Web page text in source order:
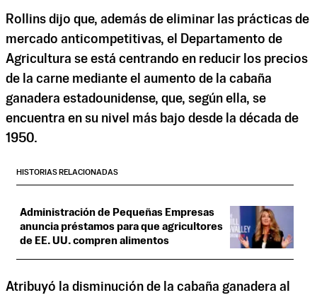
Rollins dijo que, además de eliminar las prácticas de
mercado anticompetitivas, el Departamento de
Agricultura se está centrando en reducir los precios
de la carne mediante el aumento de la cabaña
ganadera estadounidense, que, según ella, se
encuentra en su nivel más bajo desde la década de
1950.
HISTORIAS RELACIONADAS
Administración de Pequeñas Empresas
anuncia préstamos para que agricultores
de EE. UU. compren alimentos
Atribuyó la disminución de la cabaña ganadera al